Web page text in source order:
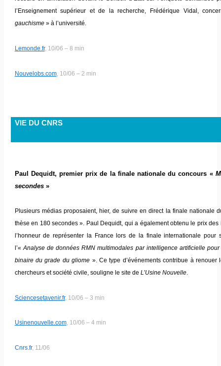
l’Enseignement supérieur et de la recherche, Frédérique Vidal,
gauchisme » à l’université.
Lemonde.fr, 10/06 – 8 min
Nouvelobs.com, 10/06 – 2 min
VIE DU CNRS
Paul Dequidt, premier prix de la finale nationale du concours «
secondes»
Plusieurs médias proposaient, hier, de suivre en direct la finale nationale
thèse en 180 secondes ». Paul Dequidt, qui a également obtenu le prix des
l’honneur de représenter la France lors de la finale internationale pour
l’«Analyse de données RMN multimodales par intelligence artificielle
binaire du grade du gliome ». Ce type d’événements contribue à renouer
chercheurs et société civile, souligne le site de L’Usine Nouvelle.
Sciencesetavenir.fr, 10/06 – 3 min
Usinenouvelle.com, 10/06 – 4 min
Cnrs.fr, 11/06